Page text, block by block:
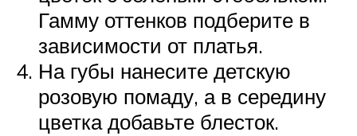
Гамму оттенков подберите в
зависимости от платья.
На губы нанесите детскую
розовую помаду, а в середину
цветка добавьте блесток.